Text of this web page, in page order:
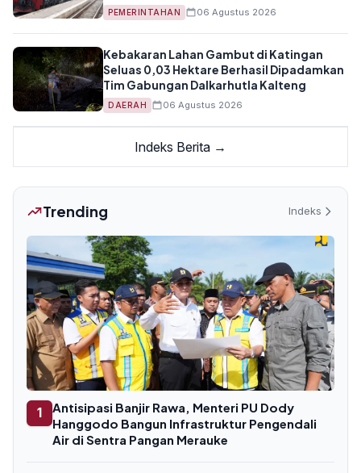
PEMERINTAHAN 06 Agustus 2026
Kebakaran Lahan Gambut di Katingan
Seluas 0,03 Hektare Berhasil Dipadamkan
Tim Gabungan Dalkarhutla Kalteng
DAERAH 06 Agustus 2026
Indeks Berita →
Trending Indeks
1
Antisipasi Banjir Rawa, Menteri PU Dody
Hanggodo Bangun Infrastruktur Pengendali
Air di Sentra Pangan Merauke